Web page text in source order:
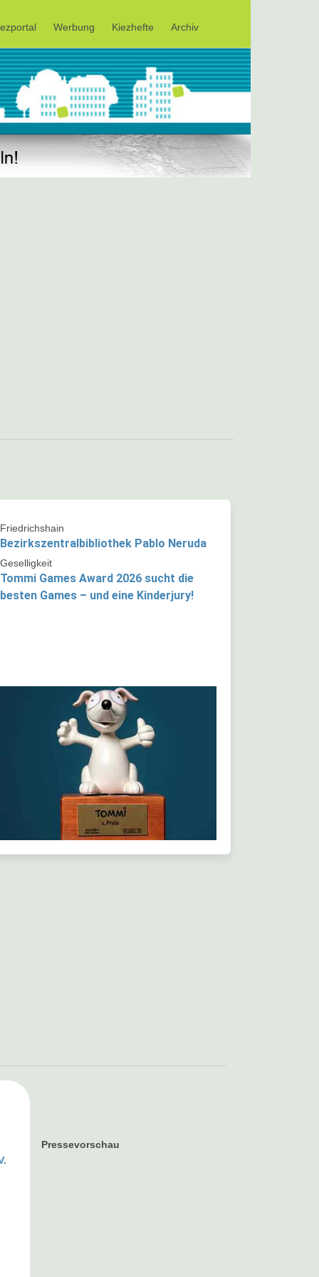
Werbung Kiezhefte Archiv
Friedrichshain
Bezirkszentralbibliothek Pablo Neruda
Geselligkeit
Tommi Games Award 2026 sucht die
besten Games – und eine Kinderjury!
Pressevorschau